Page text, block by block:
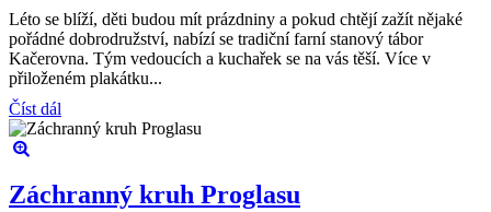
Léto se blíží, děti budou mít prázdniny a pokud chtějí zažít nějaké
pořádné dobrodružství, nabízí se tradiční farní stanový tábor
Kačerovna. Tým vedoucích a kuchařek se na vás těší. Více v
přiloženém plakátku...
Číst dál
Záchranný kruh Proglasu